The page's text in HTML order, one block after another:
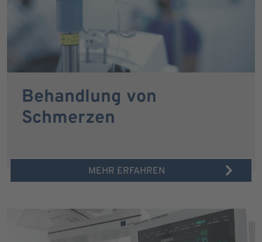
Behandlung von
Schmerzen
MEHR ERFAHREN